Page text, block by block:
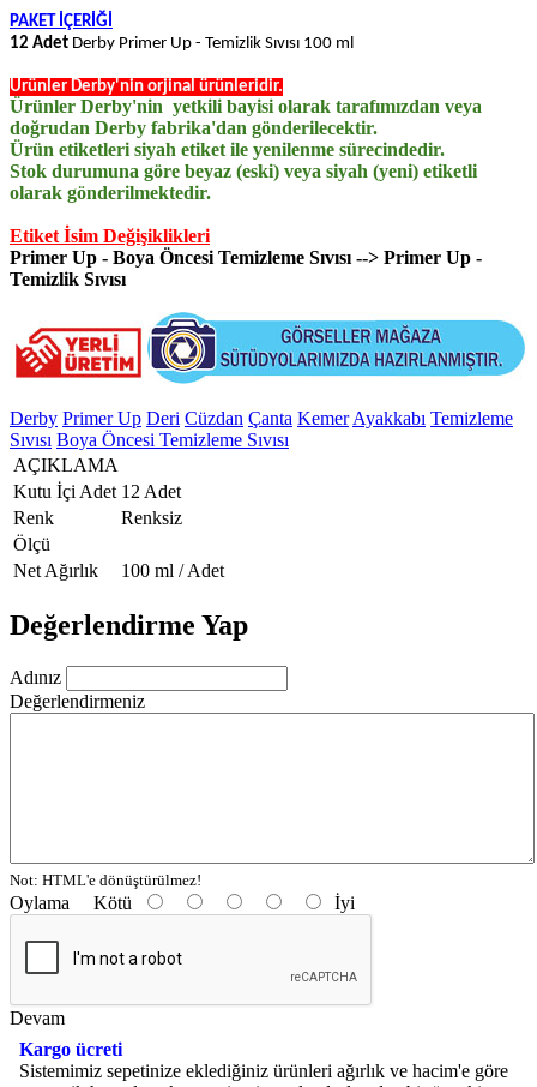
PAKET İÇERİĞİ
12 Adet Derby Primer Up - Temizlik Sıvısı 100 ml
Ürünler Derby'nin orjinal ürünleridir.
Ürünler Derby'nin yetkili bayisi olarak tarafımızdan veya
doğrudan Derby fabrika'dan gönderilecektir.
Ürün etiketleri siyah etiket ile yenilenme sürecindedir.
Stok durumuna göre beyaz (eski) veya siyah (yeni) etiketli
olarak gönderilmektedir.
Etiket İsim Değişiklikleri
Primer Up - Boya Öncesi Temizleme Sıvısı --> Primer Up -
Temizlik Sıvısı
Derby Primer Up Deri Cüzdan Çanta Kemer Ayakkabı Temizleme
Sıvısı Boya Öncesi Temizleme Sıvısı
AÇIKLAMA
Kutu İçi Adet 12 Adet
Renk
Renksiz
Ölçü
Net Ağırlık
100 ml / Adet
Değerlendirme Yap
Adınız
Değerlendirmeniz
Not: HTML'e dönüştürülmez!
Oylama Kötü İyi
Devam